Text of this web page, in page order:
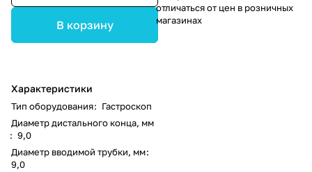
В корзину
Характеристики
Тип оборудования: Гастроскоп
Диаметр дистального конца, мм
: 9,0
Диаметр вводимой трубки, мм:
9,0
отличаться от цен в розничных
магазинах